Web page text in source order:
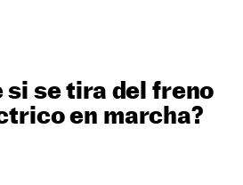
si se tira del freno
en marcha?